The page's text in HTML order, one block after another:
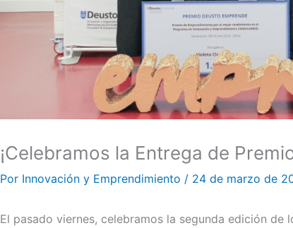
¡Celebramos la Entrega de
Por Innovación y Emprendimiento / 24 de marzo de
El pasado viernes, celebramos la segunda edición de